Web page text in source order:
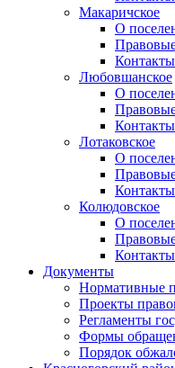
Макаричское
О
Контакты
Любовшанское
О
Контакты
Лотаковское
О
Контакты
Колюдовское
О
Контакты
Документы
Нормативные
Проекты
Регламенты
Формы
Порядок